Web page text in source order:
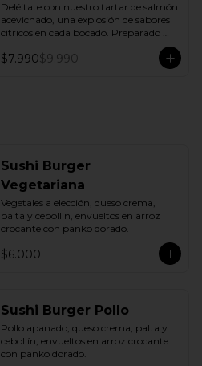
Deléitate con nuestro tartar de salmón
acevichado, una explosión de sabores
cítricos en cada bocado. Preparado
con una base de pepino fresco y palta
cremosa, este plato es el equilibrio
perfecto. Incluye: 1 Salsa de Soya 30ML
$7.990$9.990
Sushi Burger
Vegetariana
Vegetales a elección, queso crema,
palta y cebollín, envueltos en arroz
crocante con panko dorado.
$6.000
Sushi Burger Pollo
Pollo apanado, queso crema, palta y
cebollín, envueltos en arroz crocante
con panko dorado.